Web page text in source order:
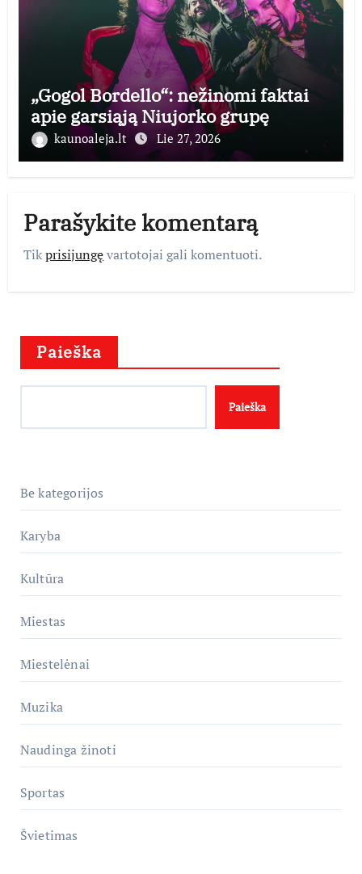
„Gogol Bordello“: nežinomi faktai
apie garsiąją Niujorko grupę
kaunoaleja.lt Lie 27, 2026
Parašykite komentarą
Tikprisijungęvartotojai gali komentuoti.
Paieška
Paieška
Be kategorijos
Karyba
Kultūra
Miestas
Miestelėnai
Muzika
Naudinga žinoti
Sportas
Švietimas